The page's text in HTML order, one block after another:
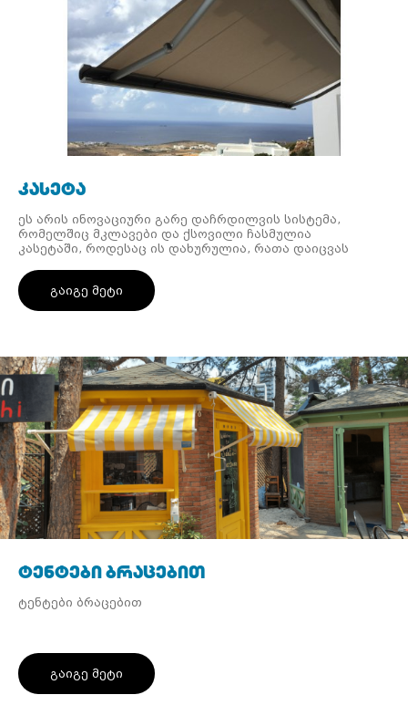
კასეტა
ეს არის ინოვაციური გარე დაჩრდილვის სისტემა,
რომელშიც მკლავები და ქსოვილი ჩასმულია
კასეტაში, როდესაც ის დახურულია, რათა დაიცვას
სასარგებლო სიცოცხლე.
გაიგე მეტი
ტენტები ბრაცებით
ტენტები ბრაცებით
გაიგე მეტი